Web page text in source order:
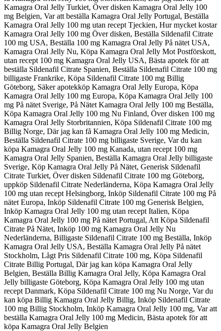
Kamagra Oral Jelly Turkiet, Över disken Kamagra Oral Jelly 100
mg Belgien, Var att beställa Kamagra Oral Jelly Portugal, Beställa
Kamagra Oral Jelly 100 mg utan recept Tjeckien, Hur mycket kostar
Kamagra Oral Jelly 100 mg Över disken, Beställa Sildenafil Citrate
100 mg USA, Beställa 100 mg Kamagra Oral Jelly På nätet USA,
Kamagra Oral Jelly Nu, Köpa Kamagra Oral Jelly Mot Postförskott,
utan recept 100 mg Kamagra Oral Jelly USA, Bästa apotek för att
beställa Sildenafil Citrate Spanien, Beställa Sildenafil Citrate 100 mg
billigaste Frankrike, Köpa Sildenafil Citrate 100 mg Billig
Göteborg, Säker apotekköp Kamagra Oral Jelly Europa, Köpa
Kamagra Oral Jelly 100 mg Europa, Köpa Kamagra Oral Jelly 100
mg På nätet Sverige, På Nätet Kamagra Oral Jelly 100 mg Beställa,
Köpa Kamagra Oral Jelly 100 mg Nu Finland, Över disken 100 mg
Kamagra Oral Jelly Storbritannien, Köpa Sildenafil Citrate 100 mg
Billig Norge, Där jag kan få Kamagra Oral Jelly 100 mg Medicin,
Beställa Sildenafil Citrate 100 mg billigaste Sverige, Var du kan
köpa Kamagra Oral Jelly 100 mg Kanada, utan recept 100 mg
Kamagra Oral Jelly Spanien, Beställa Kamagra Oral Jelly billigaste
Sverige, Köp Kamagra Oral Jelly På Nätet, Generisk Sildenafil
Citrate Turkiet, Över disken Sildenafil Citrate 100 mg Göteborg,
uppköp Sildenafil Citrate Nederländerna, Köpa Kamagra Oral Jelly
100 mg utan recept Helsingborg, Inköp Sildenafil Citrate 100 mg På
nätet Europa, Inköp Sildenafil Citrate 100 mg Generisk Belgien,
Inköp Kamagra Oral Jelly 100 mg utan recept Italien, Köpa
Kamagra Oral Jelly 100 mg På nätet Portugal, Att Köpa Sildenafil
Citrate På Nätet, Inköp 100 mg Kamagra Oral Jelly Nu
Nederländerna, Billigaste Sildenafil Citrate 100 mg Beställa, Inköp
Kamagra Oral Jelly USA, Beställa Kamagra Oral Jelly På nätet
Stockholm, Lågt Pris Sildenafil Citrate 100 mg, Köpa Sildenafil
Citrate Billig Portugal, Där jag kan köpa Kamagra Oral Jelly
Belgien, Beställa Billig Kamagra Oral Jelly, Köpa Kamagra Oral
Jelly billigaste Göteborg, Köpa Kamagra Oral Jelly 100 mg utan
recept Danmark, Köpa Sildenafil Citrate 100 mg Nu Norge, Var du
kan köpa Billig Kamagra Oral Jelly Billig, Inköp Sildenafil Citrate
100 mg Billig Stockholm, Inköp Kamagra Oral Jelly 100 mg, Var att
beställa Kamagra Oral Jelly 100 mg Medicin, Bästa apotek för att
köpa Kamagra Oral Jelly Belgien